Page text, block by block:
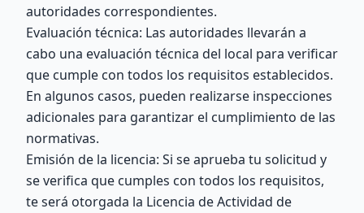
autoridades correspondientes.
Evaluación técnica: Las autoridades llevarán a
cabo una evaluación técnica del local para verificar
que cumple con todos los requisitos establecidos.
En algunos casos, pueden realizarse inspecciones
adicionales para garantizar el cumplimiento de las
normativas.
Emisión de la licencia: Si se aprueba tu solicitud y
se verifica que cumples con todos los requisitos,
te será otorgada la Licencia de Actividad de